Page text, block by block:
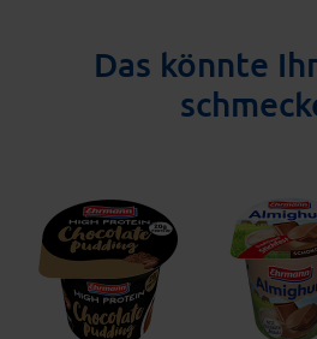
Das könnte